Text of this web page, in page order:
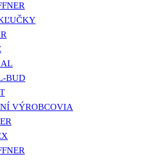
BUD
VÝROBCOVIA